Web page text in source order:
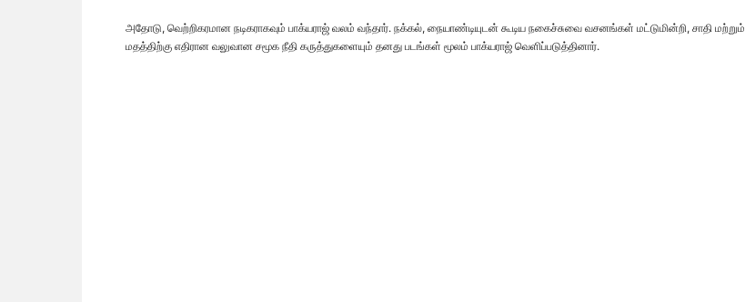
அதோடு, வெற்றிகரமான நடிகராகவும் பாக்யராஜ் வலம் வந்தார். நக்கல், நையாண்டியுடன் கூடிய நகைச்சுவை வசனங்கள் மட்டுமின்றி, சாதி மற்றும்
மதத்திற்கு எதிரான வலுவான சமூக நீதி கருத்துகளையும் தனது படங்கள் மூலம் பாக்யராஜ் வெளிப்படுத்தினார்.